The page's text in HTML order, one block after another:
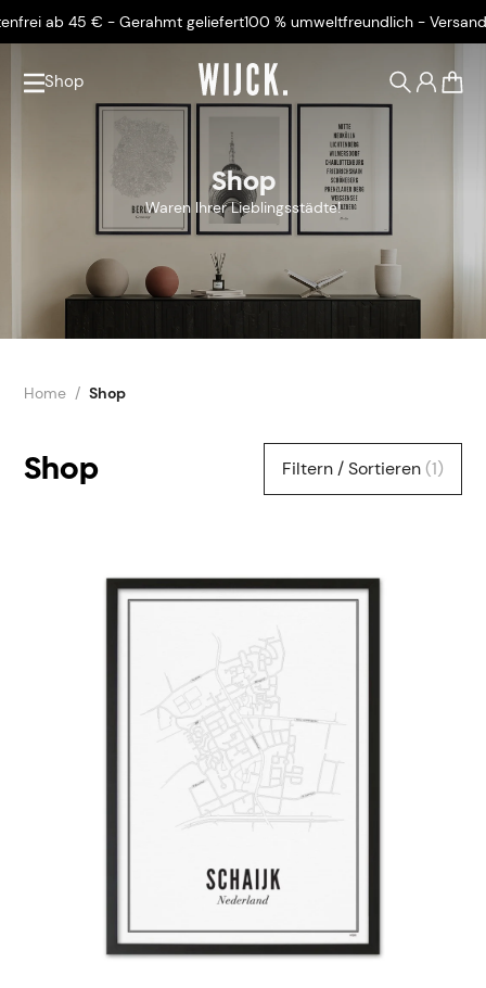
ab 45 € - Gerahmt geliefert100 % umweltfreundlich -
Shop
Shop
Waren Ihrer Lieblingsstädte!
Home Shop
Shop Filtern / Sortieren (1)